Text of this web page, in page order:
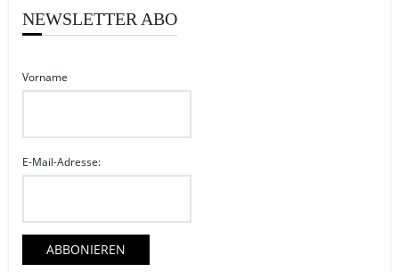
NEWSLETTER ABO
Vorname
E-Mail-Adresse: